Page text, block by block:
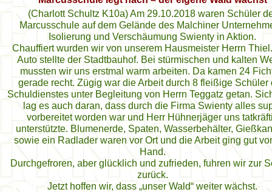
(Charlott Schultz K10a) Am 29.10.2018 waren Schüler
Marcusschule auf dem Gelände des Malchiner
Isolierung und Verschäumung Swienty in Aktion.
Chauffiert wurden wir von unserem Hausmeister Herrn
Auto stellte der Stadtbauhof. Bei stürmischen und kalten
mussten wir uns erstmal warm arbeiten. Da kamen 24
gerade recht. Zügig war die Arbeit durch 8 fleißige Schüler
Schuldienstes unter Begleitung von Herrn Teggatz getan.
lag es auch daran, dass durch die Firma Swienty alles
vorbereitet worden war und Herr Hühnerjäger uns
unterstützte. Blumenerde, Spaten, Wasserbehälter,
sowie ein Radlader waren vor Ort und die Arbeit ging gut
Hand.
Durchgefroren, aber glücklich und zufrieden, fuhren wir zur
zurück.
Jetzt hoffen wir, dass „unser Wald“ weiter wächst.